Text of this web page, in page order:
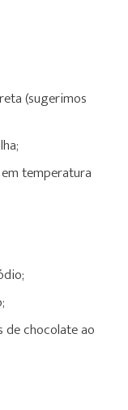
(sugerimos
temperatura
chocolate ao